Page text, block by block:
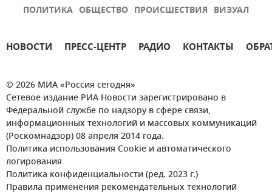
ПОЛИТИКА ОБЩЕСТВО ПРОИСШЕСТВИЯ ВИЗУАЛ
НОВОСТИ ПРЕСС-ЦЕНТР РАДИО КОНТАКТЫ
© 2026 МИА «Россия сегодня»
Сетевое издание РИА Новости зарегистрировано в
Федеральной службе по надзору в сфере связи,
информационных технологий и массовых коммуникаций
(Роскомнадзор) 08 апреля 2014 года.
Политика использования Cookie и автоматического
логирования
Политика конфиденциальности (ред. 2023 г.)
Правила применения рекомендательных технологий